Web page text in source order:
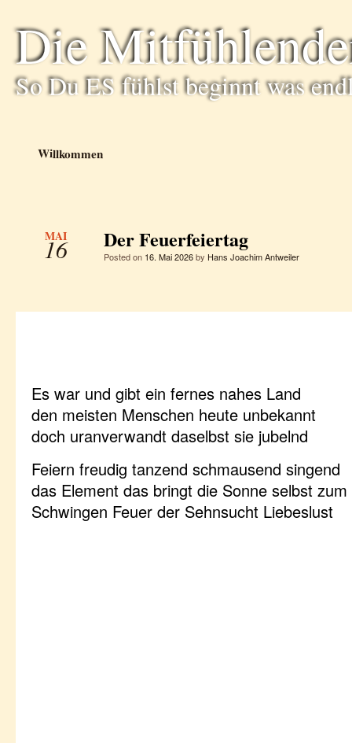
Die
So Du ES fühlst beginnt was
Willkommen
MAI
16 Der Feuerfeiertag
Posted on 16. Mai 2026by Hans Joachim Antweiler
Es war und gibt ein fernes nahes Land
den meisten Menschen heute unbekannt
doch uranverwandt daselbst sie jubelnd
Feiern freudig tanzend schmausend singend
das Element das bringt die Sonne selbst zum
Schwingen Feuer der Sehnsucht Liebeslust